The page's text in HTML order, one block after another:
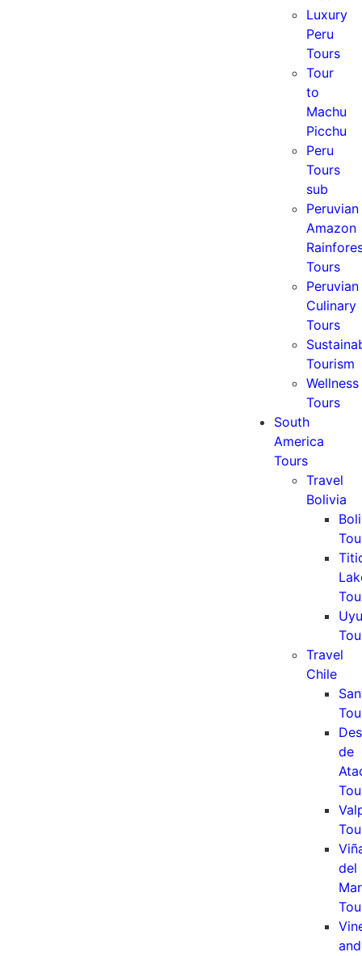
Luxury
Peru
Tours
Tour
to
Machu
Picchu
Peru
Tours
sub
Peruvian
Amazon
Tours
Peruvian
Culinary
Tours
Tourism
Wellness
Tours
South
America
Tours
Travel
Bolivia
Travel
Chile
de
del
Mar
and